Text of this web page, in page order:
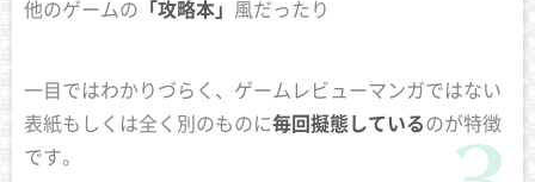
他のゲームの 「攻略本」 風だったり
一目ではわかりづらく、ゲームレビューマンガではない
表紙もしくは全く別のものに毎回擬態しているのが特徴
です。